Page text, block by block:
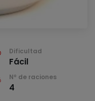
Dificultad
Fácil
Nº de raciones
4